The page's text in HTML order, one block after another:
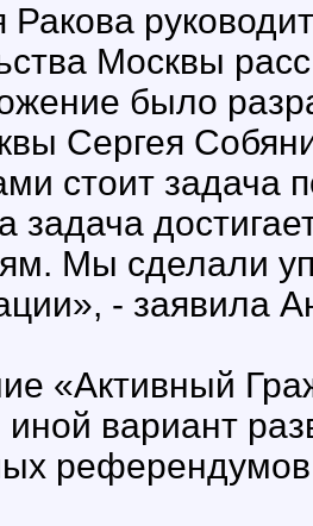
Ракова
Москвы
было
Сергея
стоит задача
задача
Мы сделали
- заявила
«Активный
иной вариант